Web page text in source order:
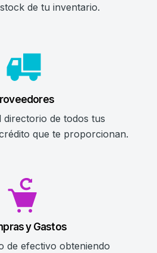
de tu inventario.
directorio de todos tus
que te proporcionan.
y Gastos
de efectivo obteniendo